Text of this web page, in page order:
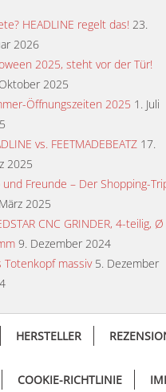
HEADLINE regelt das! 23.
2026
2025, steht vor der Tür!
2025
Öffnungszeiten 2025 1. Juli
vs. FEETMADEBEATZ 17.
2025
und Freunde – Der Shopping-
2025
CNC GRINDER, 4-teilig, Ø
9. Dezember 2024
Totenkopf massiv 5. Dezember
HERSTELLER
COOKIE-RICHTLINIE